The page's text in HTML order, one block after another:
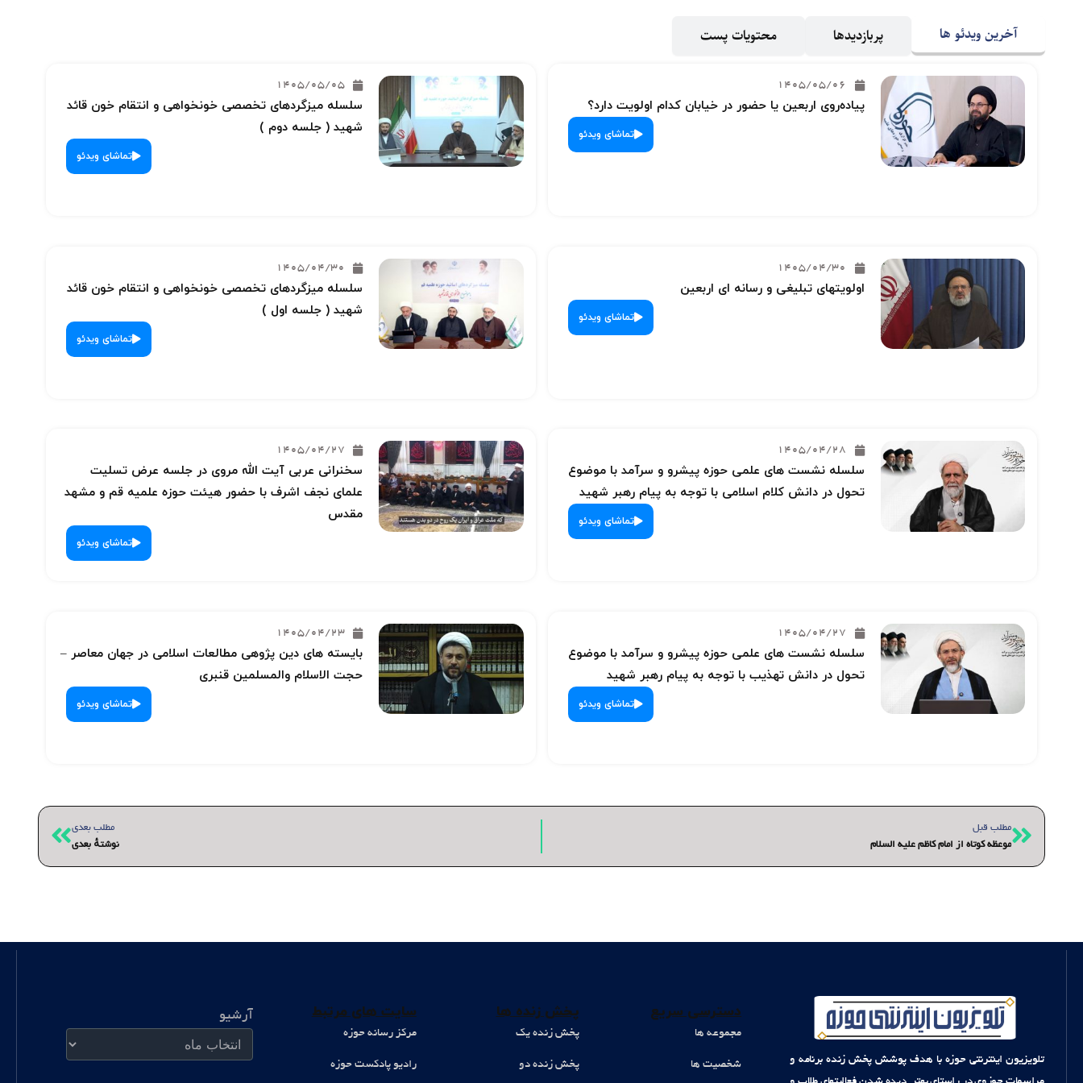
آخرین ویدئو ها پربازدیدها محتویات پست
1405/05/06
پیاده‌روی اربعین یا حضور در خیابان کدام اولویت دارد؟
تماشای ویدئو
1405/05/05
سلسله میزگردهای تخصصی خونخواهی و انتقام خون قائد
شهید ( جلسه دوم )
تماشای ویدئو
1405/04/30
اولویتهای تبلیغی و رسانه ای اربعین
تماشای ویدئو
1405/04/30
سلسله میزگردهای تخصصی خونخواهی و انتقام خون قائد
شهید ( جلسه اول )
تماشای ویدئو
1405/04/28
سلسله نشست های علمی حوزه پیشرو و سرآمد با موضوع
تحول در دانش کلام اسلامی با توجه به پیام رهبر شهید
تماشای ویدئو
1405/04/27
سخنرانی عربی آیت الله مروی در جلسه عرض تسلیت
علمای نجف اشرف با حضور هیئت حوزه علمیه قم و مشهد
مقدس
تماشای ویدئو
1405/04/27
سلسله نشست های علمی حوزه پیشرو و سرآمد با موضوع
تحول در دانش تهذیب با توجه به پیام رهبر شهید
تماشای ویدئو
1405/04/23
بایسته های دین پژوهی مطالعات اسلامی در جهان معاصر –
حجت الاسلام والمسلمین قنبری
تماشای ویدئو
قبلیمطلب قبل
موعظه کوتاه از امام کاظم علیه السلام
مطلب بعدی
نوشتهٔ بعدی
بعدی
تلویزیون اینترنتی حوزه با هدف پوشش پخش زنده برنامه و
دسترسی سریع
مجموعه ها
شخصیت ها
پخش زنده ها
پخش زنده یک
پخش زنده دو
سایت های مرتبط
مرکز رسانه حوزه
رادیو پادکست حوزه
آرشیو
آرشیو